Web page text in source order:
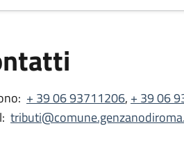
+ 39 06 93711206, + 39 06